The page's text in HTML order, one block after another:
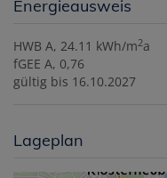
Energieausweis
HWB A, 24.11 kWh/m2a
fGEE A, 0,76
gültig bis 16.10.2027
Lageplan